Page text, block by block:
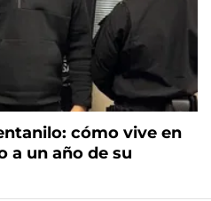
cómo vive en
a un año de su